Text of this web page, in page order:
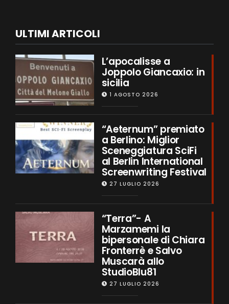
ULTIMI ARTICOLI
L’apocalisse a
Joppolo Giancaxio: in
sicilia
1 AGOSTO 2026
“Aeternum” premiato
a Berlino: Miglior
Sceneggiatura SciFi
al Berlin International
Screenwriting Festival
27 LUGLIO 2026
“Terra”- A
Marzamemi la
bipersonale di Chiara
Fronterrè e Salvo
Muscarà allo
StudioBlu81
27 LUGLIO 2026